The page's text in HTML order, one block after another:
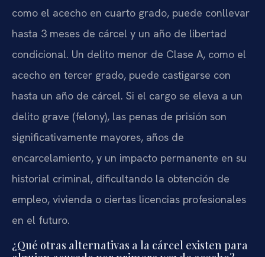
como el acecho en cuarto grado, puede conllevar
hasta 3 meses de cárcel y un año de libertad
condicional. Un delito menor de Clase A, como el
acecho en tercer grado, puede castigarse con
hasta un año de cárcel. Si el cargo se eleva a un
delito grave (felony), las penas de prisión son
significativamente mayores, años de
encarcelamiento, y un impacto permanente en su
historial criminal, dificultando la obtención de
empleo, vivienda o ciertas licencias profesionales
en el futuro.
¿Qué otras alternativas a la cárcel existen para